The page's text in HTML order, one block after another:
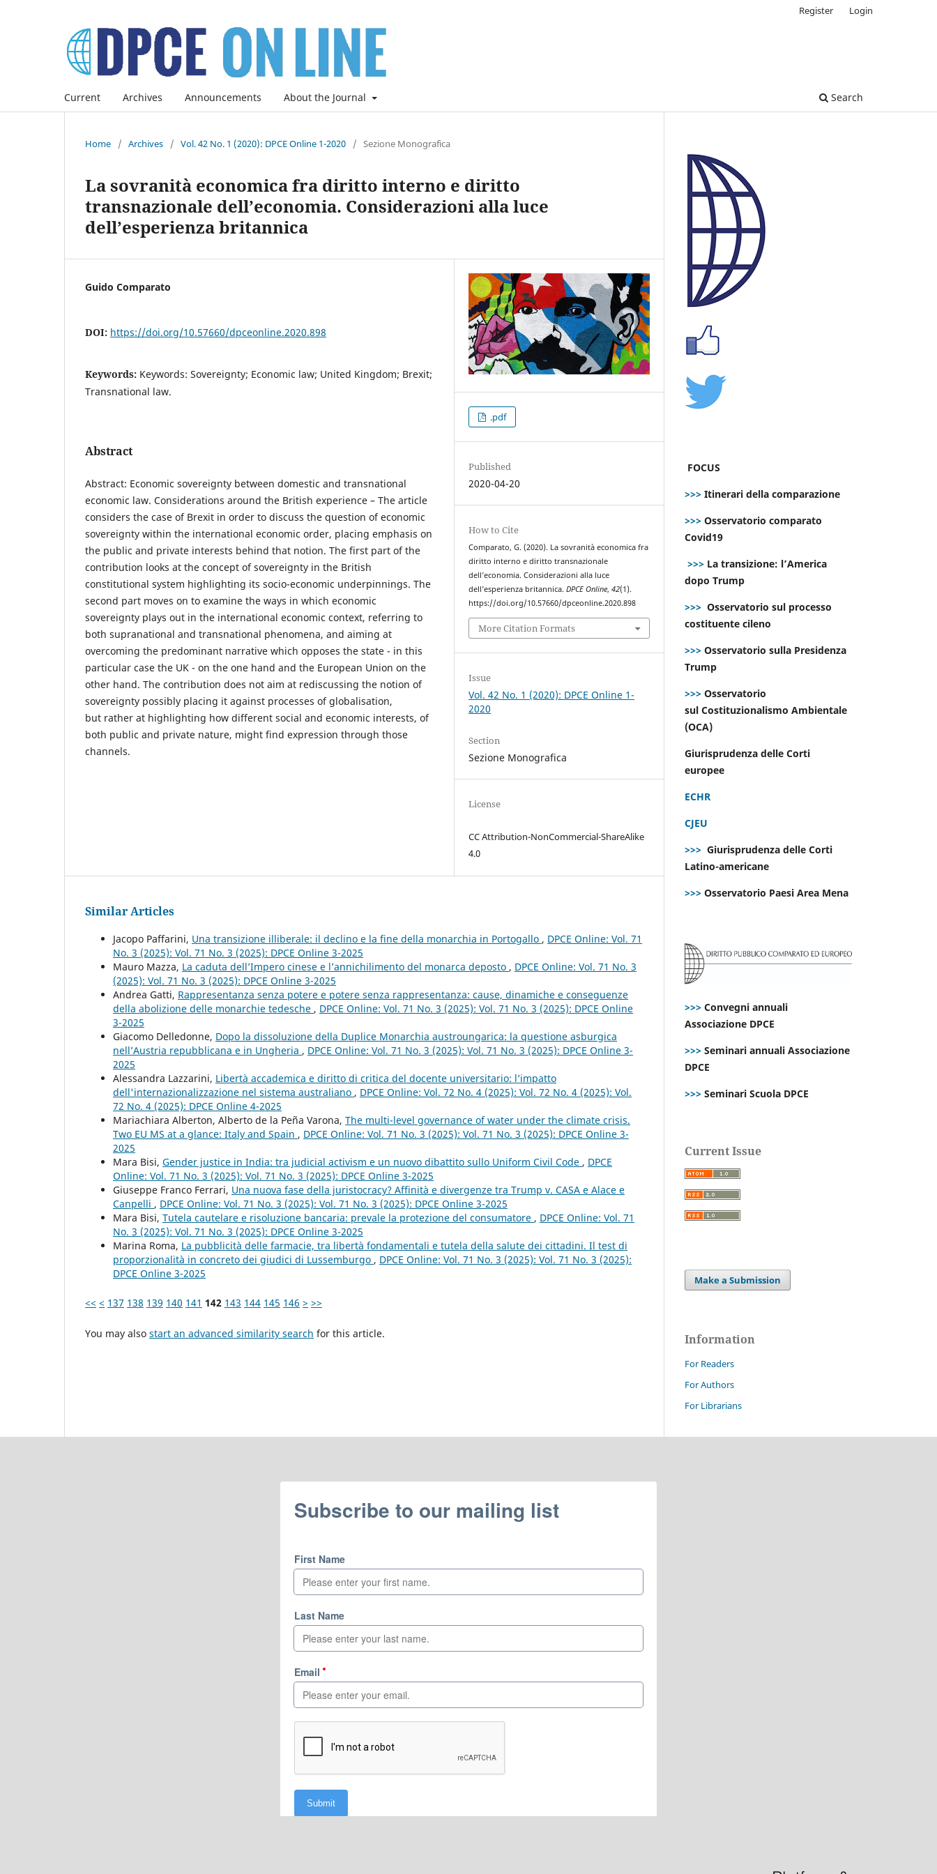
Current Archives Announcements About the Journal Search
Register Login
Home / Archives / Vol. 42 No. 1 (2020): DPCE Online 1-2020 / Sezione Monografica
La sovranità economica fra diritto interno e diritto
transnazionale dell’economia. Considerazioni alla luce
dell’esperienza britannica
Guido Comparato
DOI: https://doi.org/10.57660/dpceonline.2020.898
Keywords: Keywords: Sovereignty; Economic law; United Kingdom; Brexit;
Transnational law.
Abstract
Abstract: Economic sovereignty between domestic and transnational
economic law. Considerations around the British experience – The article
considers the case of Brexit in order to discuss the question of economic
sovereignty within the international economic order, placing emphasis on
the public and private interests behind that notion. The first part of the
contribution looks at the concept of sovereignty in the British
constitutional system highlighting its socio-economic underpinnings. The
second part moves on to examine the ways in which economic
sovereignty plays out in the international economic context, referring to
both supranational and transnational phenomena, and aiming at
overcoming the predominant narrative which opposes the state - in this
particular case the UK - on the one hand and the European Union on the
other hand. The contribution does not aim at rediscussing the notion of
sovereignty possibly placing it against processes of globalisation,
but rather at highlighting how different social and economic interests, of
both public and private nature, might find expression through those
channels.
.pdf
Published
2020-04-20
How to Cite
Comparato, G. (2020). La sovranità economica fra
diritto interno e diritto transnazionale
dell’economia. Considerazioni alla luce
dell’esperienza britannica.DPCE Online,42(1).
https://doi.org/10.57660/dpceonline.2020.898
More Citation Formats
Issue
Vol. 42 No. 1 (2020): DPCE Online 1-
2020
Section
Sezione Monografica
License
CC Attribution-NonCommercial-ShareAlike
4.0
Similar Articles
Jacopo Paffarini, Una transizione illiberale: il declino e la fine della monarchia in Portogallo , DPCE Online: Vol. 71
No. 3 (2025): Vol. 71 No. 3 (2025): DPCE Online 3-2025
Mauro Mazza, La caduta dell’Impero cinese e l’annichilimento del monarca deposto , DPCE Online: Vol. 71 No. 3
(2025): Vol. 71 No. 3 (2025): DPCE Online 3-2025
Andrea Gatti, Rappresentanza senza potere e potere senza rappresentanza: cause, dinamiche e conseguenze
della abolizione delle monarchie tedesche , DPCE Online: Vol. 71 No. 3 (2025): Vol. 71 No. 3 (2025): DPCE Online
3-2025
Giacomo Delledonne, Dopo la dissoluzione della Duplice Monarchia austroungarica: la questione asburgica
nell’Austria repubblicana e in Ungheria , DPCE Online: Vol. 71 No. 3 (2025): Vol. 71 No. 3 (2025): DPCE Online 3-
2025
Alessandra Lazzarini, Libertà accademica e diritto di critica del docente universitario: l’impatto
dell'internazionalizzazione nel sistema australiano , DPCE Online: Vol. 72 No. 4 (2025): Vol. 72 No. 4 (2025): Vol.
72 No. 4 (2025): DPCE Online 4-2025
Mariachiara Alberton, Alberto de la Peña Varona, The multi-level governance of water under the climate crisis.
Two EU MS at a glance: Italy and Spain , DPCE Online: Vol. 71 No. 3 (2025): Vol. 71 No. 3 (2025): DPCE Online 3-
2025
Mara Bisi, Gender justice in India: tra judicial activism e un nuovo dibattito sullo Uniform Civil Code , DPCE
Online: Vol. 71 No. 3 (2025): Vol. 71 No. 3 (2025): DPCE Online 3-2025
Giuseppe Franco Ferrari, Una nuova fase della juristocracy? Affinità e divergenze tra Trump v. CASA e Alace e
Canpelli , DPCE Online: Vol. 71 No. 3 (2025): Vol. 71 No. 3 (2025): DPCE Online 3-2025
Mara Bisi, Tutela cautelare e risoluzione bancaria: prevale la protezione del consumatore , DPCE Online: Vol. 71
No. 3 (2025): Vol. 71 No. 3 (2025): DPCE Online 3-2025
Marina Roma, La pubblicità delle farmacie, tra libertà fondamentali e tutela della salute dei cittadini. Il test di
proporzionalità in concreto dei giudici di Lussemburgo , DPCE Online: Vol. 71 No. 3 (2025): Vol. 71 No. 3 (2025):
DPCE Online 3-2025
<< < 137 138 139 140 141 142 143 144 145 146 > >>
You may also start an advanced similarity search for this article.
FOCUS
>>> Itinerari della comparazione
>>> Osservatorio comparato
Covid19
>>> La transizione: l’America
dopo Trump
>>> Osservatorio sul processo
costituente cileno
>>> Osservatorio sulla Presidenza
Trump
>>> Osservatorio
sul Costituzionalismo Ambientale
(OCA)
Giurisprudenza delle Corti
europee
ECHR
CJEU
>>> Giurisprudenza delle Corti
Latino-americane
>>> Osservatorio Paesi Area Mena
>>> Convegni annuali
Associazione DPCE
>>> Seminari annuali Associazione
DPCE
>>> Seminari Scuola DPCE
Current Issue
Make a Submission
Information
For Readers
For Authors
For Librarians